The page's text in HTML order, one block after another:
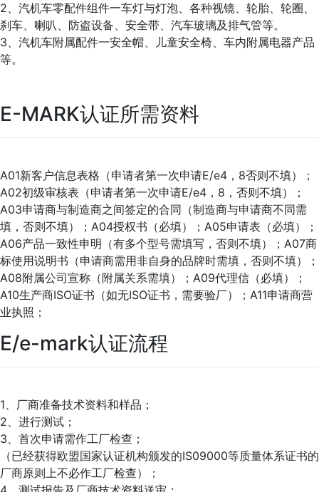
2、汽机车零配件组件一车灯与灯泡、各种视镜、轮胎、轮圈、
刹车、喇叭、防盗设备、安全带、汽车玻璃及排气管等。
3、汽机车附属配件一安全帽、儿童安全椅、车内附属电器产品
等。
E-MARK认证所需资料
A01新客户信息表格（申请者第一次申请E/e4，8否则不填）；
A02初级审核表（申请者第一次申请E/e4，8，否则不填）；
A03申请商与制造商之间签定的合同（制造商与申请商不同需
填，否则不填）；A04授权书（必填）；A05申请表（必填）；
A06产品一致性申明（有多个型号需填写，否则不填）；A07商
标使用说明书（申请商需用非自身的品牌时需填，否则不填）；
A08附属公司宣称（附属关系需填）；A09代理信（必填）；
A10生产商ISO证书（如无ISO证书，需要验厂）；A11申请商营
业执照；
E/e-mark认证流程
1、厂商准备技术资料和样品；
2、进行测试；
3、首次申请需作工厂检查；
（已经获得欧盟国家认证机构颁发的IS09000等质量体系证书的
厂商原则上不必作工厂检查）；